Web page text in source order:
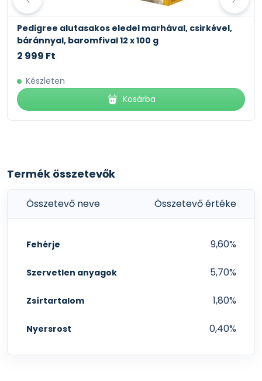
Pedigree alutasakos eledel marhával, csirkével,
báránnyal, baromfival 12 x 100 g
2 999 Ft
Készleten
Kosárba
Termék összetevők
Összetevő neve Összetevő értéke
Fehérje 9,60%
Szervetlen anyagok 5,70%
Zsírtartalom 1,80%
Nyersrost 0,40%